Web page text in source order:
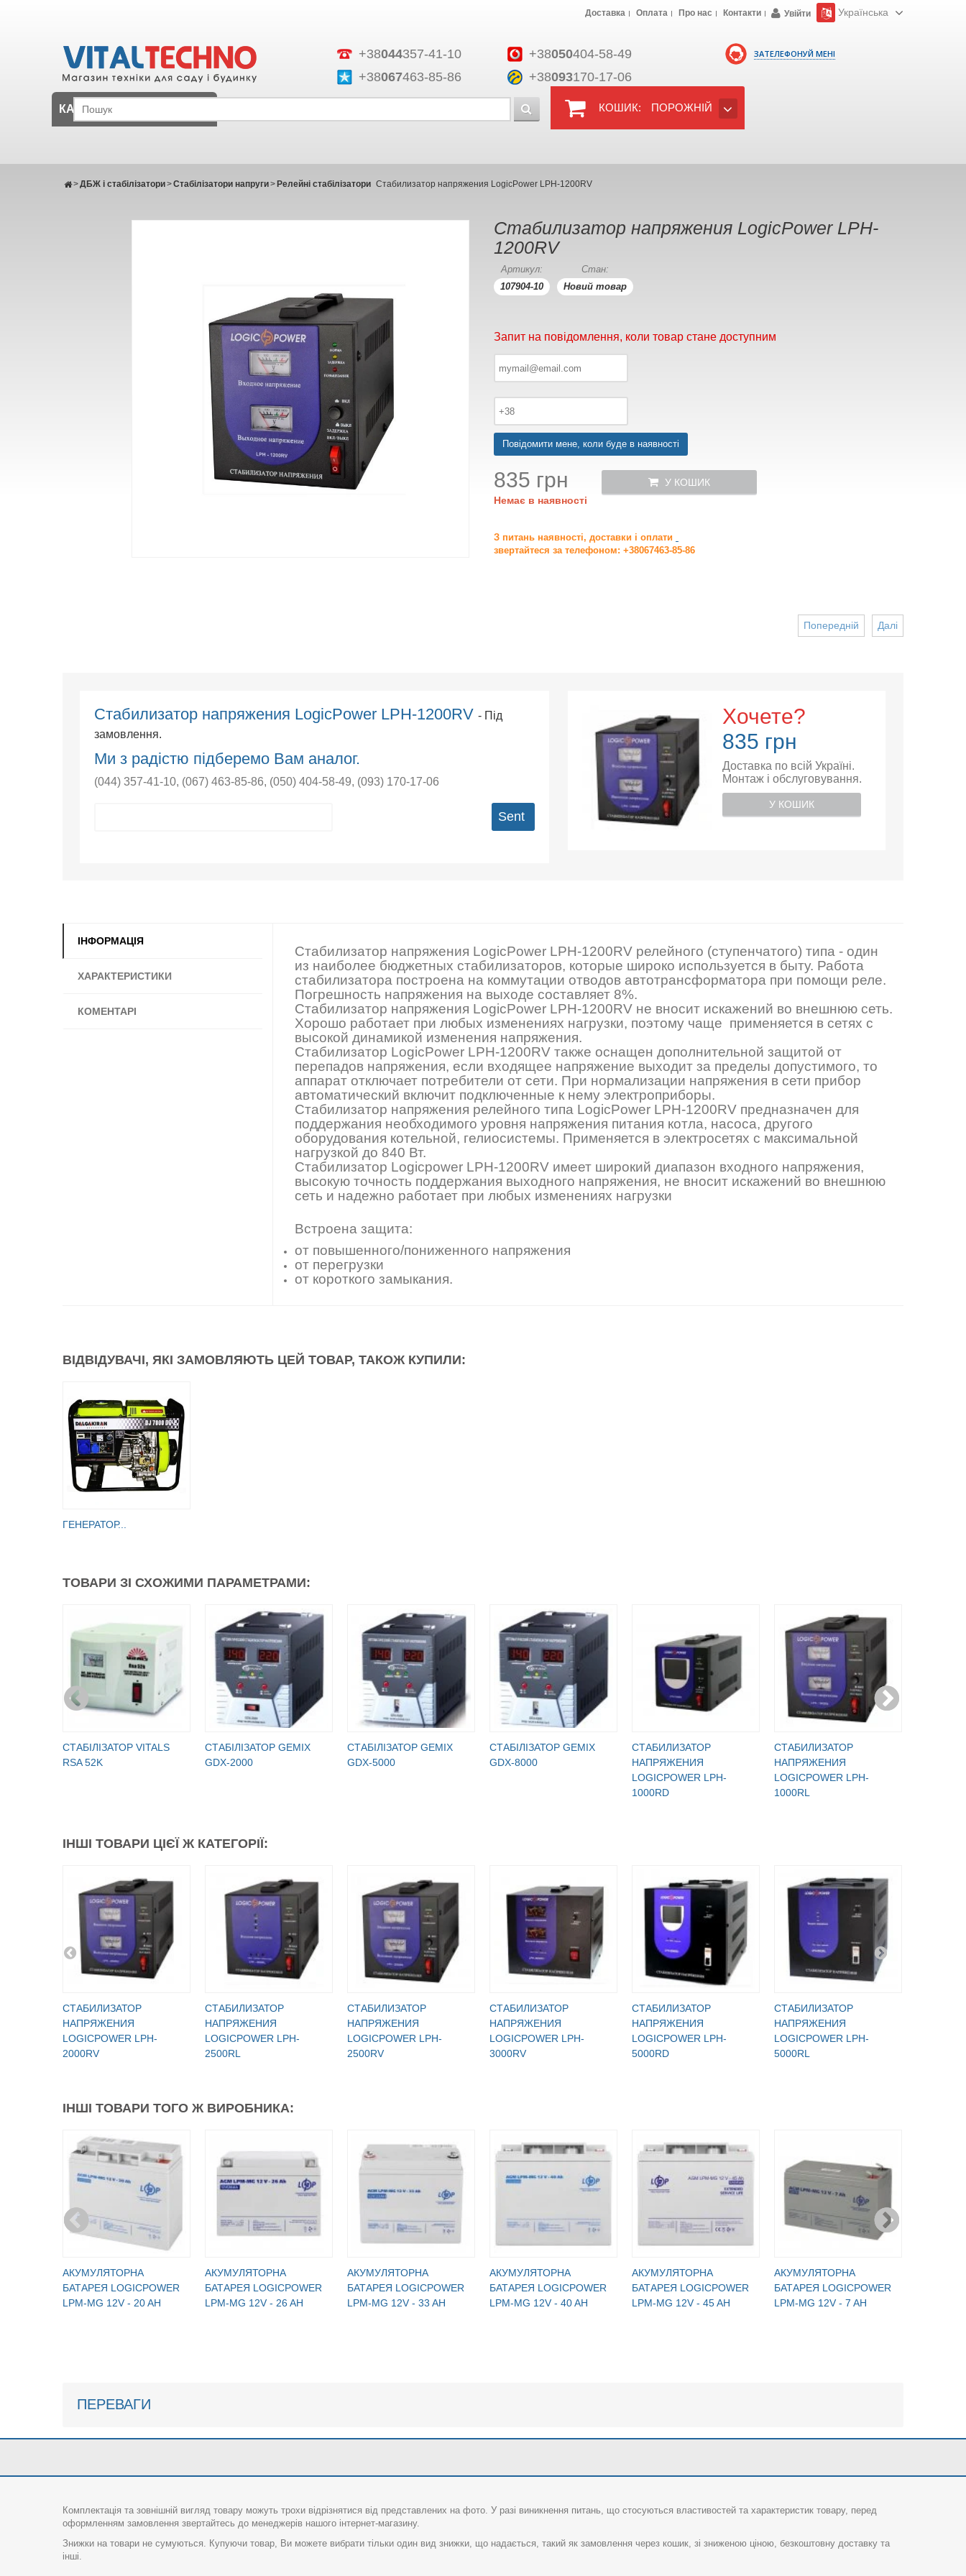
ЗАТЕЛЕФОНУЙ МЕНІ
+38044357-41-10 +38050404-58-49
+38067463-85-86 +38093170-17-06
Доставка Оплата Про нас Контакти Увійти Українська
КОШИК: ПОРОЖНІЙ
КАТАЛОГ
ДБЖ і стабілізатори
> Стабілізатори напруги
> Релейні стабілізатори
> Стабилизатор напряжения LogicPower LPH-1200RV
Стабилизатор напряжения LogicPower LPH-
1200RV
Артикул:
107904-10
Стан:
Новий товар
Запит на повідомлення, коли товар стане доступним
Повідомити мене, коли буде в наявності
835 грн
Немає в наявності
У КОШИК
З питань наявності, доставки і оплати
звертайтеся за телефоном: +38067463-85-86
Далі
Попередній
Стабилизатор напряжения LogicPower LPH-1200RV- Під
замовлення.
Ми з радістю підберемо Вам аналог.
(044) 357-41-10, (067) 463-85-86, (050) 404-58-49, (093) 170-17-06
Sent
Хочете?
835 грн
Доставка по всій Україні.
Монтаж і обслуговування.
У КОШИК
ІНФОРМАЦІЯ
ХАРАКТЕРИСТИКИ
КОМЕНТАРІ
Стабилизатор напряжения LogicPower LPH-1200RV релейного (ступенчатого) типа - один
из наиболее бюджетных стабилизаторов, которые широко используется в быту. Работа
стабилизатора построена на коммутации отводов автотрансформатора при помощи реле.
Погрешность напряжения на выходе составляет 8%.
Стабилизатор напряжения LogicPower LPH-1200RV не вносит искажений во внешнюю сеть.
Хорошо работает при любых изменениях нагрузки, поэтому чаще применяется в сетях с
высокой динамикой изменения напряжения.
Стабилизатор LogicPower LPH-1200RV также оснащен дополнительной защитой от
перепадов напряжения, если входящее напряжение выходит за пределы допустимого, то
аппарат отключает потребители от сети. При нормализации напряжения в сети прибор
автоматический включит подключенные к нему электроприборы.
Стабилизатор напряжения релейного типа LogicPower LPH-1200RV предназначен для
поддержания необходимого уровня напряжения питания котла, насоса, другого
оборудования котельной, гелиосистемы. Применяется в электросетях с максимальной
нагрузкой до 840 Вт.
Стабилизатор Logicpower LPH-1200RV имеет широкий диапазон входного напряжения,
высокую точность поддержания выходного напряжения, не вносит искажений во внешнюю
сеть и надежно работает при любых изменениях нагрузки
Встроена защита:
от повышенного/пониженного напряжения
от перегрузки
от короткого замыкания.
ВІДВІДУВАЧІ, ЯКІ ЗАМОВЛЯЮТЬ ЦЕЙ ТОВАР, ТАКОЖ КУПИЛИ:
ГЕНЕРАТОР...
ТОВАРИ ЗІ СХОЖИМИ ПАРАМЕТРАМИ:
СТАБІЛІЗАТОР VITALS
RSA 52K
СТАБІЛІЗАТОР GEMIX
GDX-2000
СТАБІЛІЗАТОР GEMIX
GDX-5000
СТАБІЛІЗАТОР GEMIX
GDX-8000
СТАБИЛИЗАТОР
НАПРЯЖЕНИЯ
LOGICPOWER LPH-
1000RD
СТАБИЛИЗАТОР
НАПРЯЖЕНИЯ
LOGICPOWER LPH-
1000RL
ІНШІ ТОВАРИ ЦІЄЇ Ж КАТЕГОРІЇ:
СТАБИЛИЗАТОР
НАПРЯЖЕНИЯ
LOGICPOWER LPH-
2000RV
СТАБИЛИЗАТОР
НАПРЯЖЕНИЯ
LOGICPOWER LPH-
2500RL
СТАБИЛИЗАТОР
НАПРЯЖЕНИЯ
LOGICPOWER LPH-
2500RV
СТАБИЛИЗАТОР
НАПРЯЖЕНИЯ
LOGICPOWER LPH-
3000RV
СТАБИЛИЗАТОР
НАПРЯЖЕНИЯ
LOGICPOWER LPH-
5000RD
СТАБИЛИЗАТОР
НАПРЯЖЕНИЯ
LOGICPOWER LPH-
5000RL
ІНШІ ТОВАРИ ТОГО Ж ВИРОБНИКА:
АКУМУЛЯТОРНА
БАТАРЕЯ LOGICPOWER
LPM-MG 12V - 20 AH
АКУМУЛЯТОРНА
БАТАРЕЯ LOGICPOWER
LPM-MG 12V - 26 AH
АКУМУЛЯТОРНА
БАТАРЕЯ LOGICPOWER
LPM-MG 12V - 33 AH
АКУМУЛЯТОРНА
БАТАРЕЯ LOGICPOWER
LPM-MG 12V - 40 AH
АКУМУЛЯТОРНА
БАТАРЕЯ LOGICPOWER
LPM-MG 12V - 45 AH
АКУМУЛЯТОРНА
БАТАРЕЯ LOGICPOWER
LPM-MG 12V - 7 AH
ПЕРЕВАГИ
Комплектація та зовнішній вигляд товару можуть трохи відрізнятися від представлених на фото. У разі виникнення питань, що стосуються властивостей та характеристик товару, перед
оформленням замовлення звертайтесь до менеджерів нашого інтернет-магазину.
Знижки на товари не сумуються. Купуючи товар, Ви можете вибрати тільки один вид знижки, що надається, такий як замовлення через кошик, зі зниженою ціною, безкоштовну доставку та
інші.